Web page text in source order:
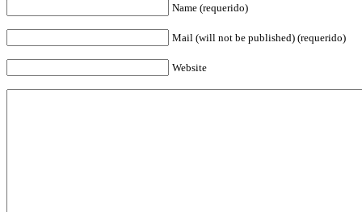
Name (requerido)
Mail (will not be published) (requerido)
Website